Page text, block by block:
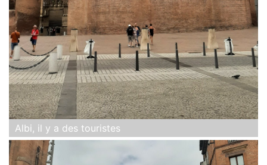
Albi, il y a des touristes